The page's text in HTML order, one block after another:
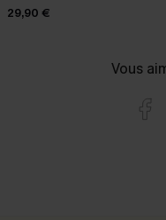
29,90 €
Vous